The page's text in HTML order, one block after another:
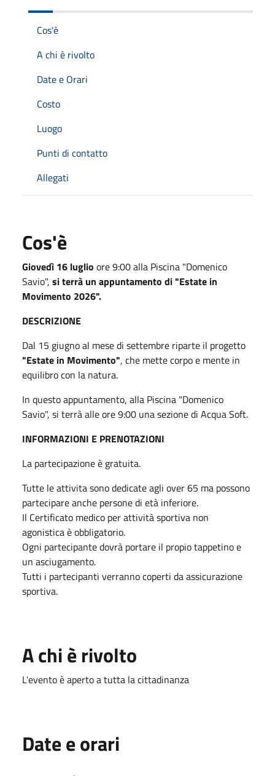
Cos'è
A chi è rivolto
Date e Orari
Costo
Luogo
Punti di contatto
Allegati
Cos'è
Giovedì 16 luglio ore 9:00 alla Piscina "Domenico
Savio", si terrà un appuntamento di "Estate in
Movimento 2026".
DESCRIZIONE
Dal 15 giugno al mese di settembre riparte il progetto
"Estate in Movimento", che mette corpo e mente in
equilibro con la natura.
In questo appuntamento, alla Piscina "Domenico
Savio", si terrà alle ore 9:00 una sezione di Acqua Soft.
INFORMAZIONI E PRENOTAZIONI
La partecipazione è gratuita.
Tutte le attivita sono dedicate agli over 65 ma possono
partecipare anche persone di età inferiore.
Il Certificato medico per attività sportiva non
agonistica è obbligatorio.
Ogni partecipante dovrà portare il propio tappetino e
un asciugamento.
Tutti i partecipanti verranno coperti da assicurazione
sportiva.
A chi è rivolto
L'evento è aperto a tutta la cittadinanza
Date e orari